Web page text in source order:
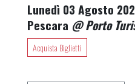
Lunedì 03 Agosto
Pescara @ Porto
Acquista Biglietti